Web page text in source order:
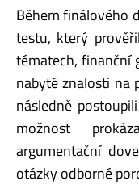
Během finálového
testu, který
tématech, finanční
nabyté znalosti na
následně
možnost
argumentační
otázky odborné